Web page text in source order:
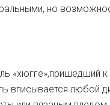
но
«хюгге»,пришедший
вписывается любой